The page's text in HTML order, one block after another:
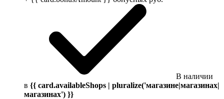
В наличии
в {{ card.availableShops | pluralize('магазине|магазинах|
магазинах') }}